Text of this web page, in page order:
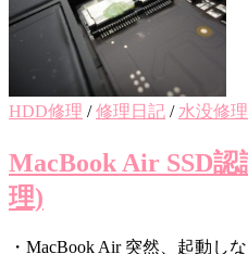
HDD修理 /修理日記 / 水没修理
MacBook Air SSD認
理)
・MacBook Air 突然、起動し